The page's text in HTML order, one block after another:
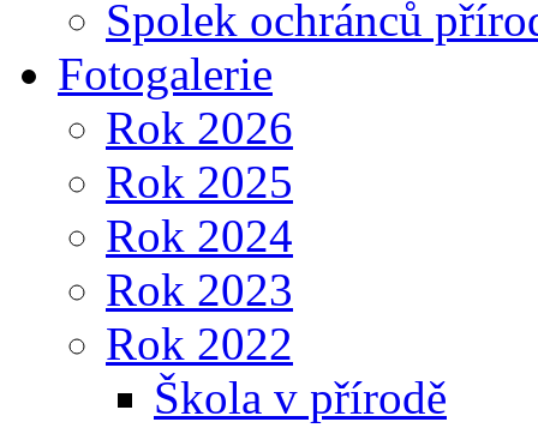
Spolek ochránců
Fotogalerie
Rok 2026
Rok 2025
Rok 2024
Rok 2023
Rok 2022
Škola v přírodě